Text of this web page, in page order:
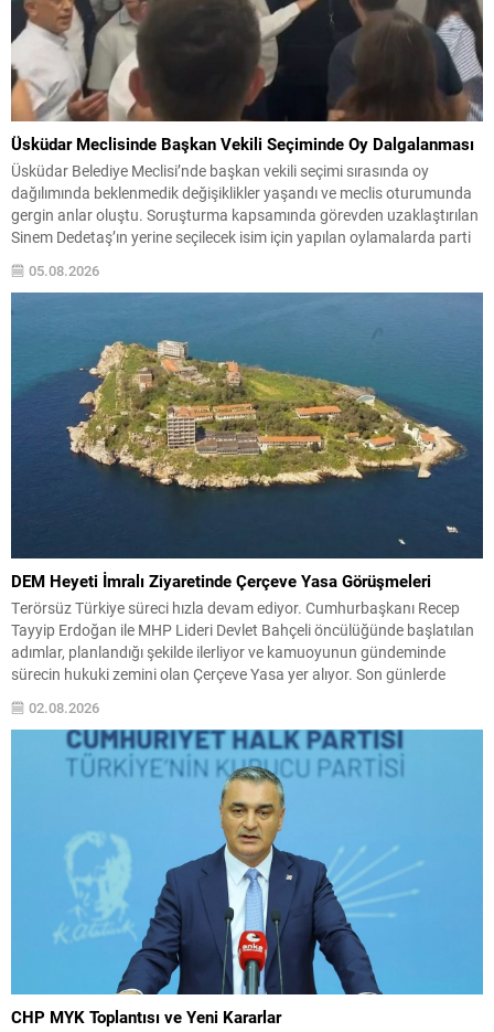
Üsküdar Meclisinde Başkan Vekili Seçiminde Oy Dalgalanması
Üsküdar Belediye Meclisi’nde başkan vekili seçimi sırasında oy
dağılımında beklenmedik değişiklikler yaşandı ve meclis oturumunda
gergin anlar oluştu. Soruşturma kapsamında görevden uzaklaştırılan
Sinem Dedetaş’ın yerine seçilecek isim için yapılan oylamalarda parti
içi dengeler gündemin merkezine oturdu. CHP’nin adayı Sibel Tan
Çetinkaya ile AK Parti’nin adayı Dündar Ziya Gültekin arasında
05.08.2026
DEM Heyeti İmralı Ziyaretinde Çerçeve Yasa Görüşmeleri
Terörsüz Türkiye süreci hızla devam ediyor. Cumhurbaşkanı Recep
Tayyip Erdoğan ile MHP Lideri Devlet Bahçeli öncülüğünde başlatılan
adımlar, planlandığı şekilde ilerliyor ve kamuoyunun gündeminde
sürecin hukuki zemini olan Çerçeve Yasa yer alıyor. Son günlerde
gelişme yaşandı: DEM Parti temsilcilerinden oluşan bir...
02.08.2026
CHP MYK Toplantısı ve Yeni Kararlar